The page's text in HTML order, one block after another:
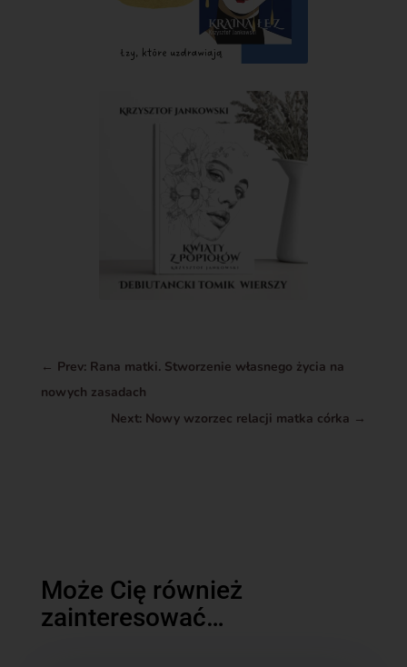
← Prev: Rana matki. Stworzenie własnego życia na
nowych zasadach
Next: Nowy wzorzec relacji matka córka →
Może Cię również
zainteresować…